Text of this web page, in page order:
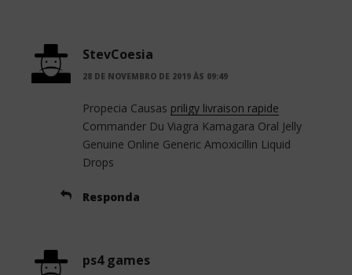
StevCoesia
28 DE NOVEMBRO DE 2019 ÀS 09:49
Propecia Causas priligy livraison rapide
Commander Du Viagra Kamagara Oral Jelly
Genuine Online Generic Amoxicillin Liquid
Drops
Responda
ps4 games